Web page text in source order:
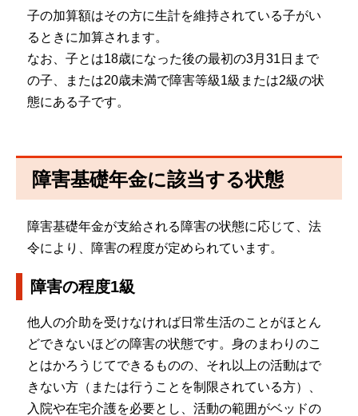
子の加算額はその方に生計を維持されている子がい
るときに加算されます。
なお、子とは18歳になった後の最初の3月31日まで
の子、または20歳未満で障害等級1級または2級の状
態にある子です。
障害基礎年金に該当する状態
障害基礎年金が支給される障害の状態に応じて、法
令により、障害の程度が定められています。
障害の程度1級
他人の介助を受けなければ日常生活のことがほとん
どできないほどの障害の状態です。身のまわりのこ
とはかろうじてできるものの、それ以上の活動はで
きない方（または行うことを制限されている方）、
入院や在宅介護を必要とし、活動の範囲がベッドの